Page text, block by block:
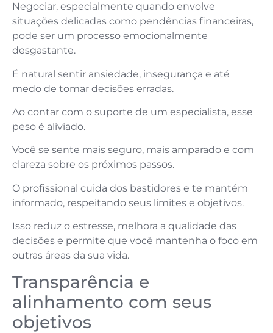
Negociar, especialmente quando envolve
situações delicadas como pendências financeiras,
pode ser um processo emocionalmente
desgastante.
É natural sentir ansiedade, insegurança e até
medo de tomar decisões erradas.
Ao contar com o suporte de um especialista, esse
peso é aliviado.
Você se sente mais seguro, mais amparado e com
clareza sobre os próximos passos.
O profissional cuida dos bastidores e te mantém
informado, respeitando seus limites e objetivos.
Isso reduz o estresse, melhora a qualidade das
decisões e permite que você mantenha o foco em
outras áreas da sua vida.
Transparência e
alinhamento com seus
objetivos